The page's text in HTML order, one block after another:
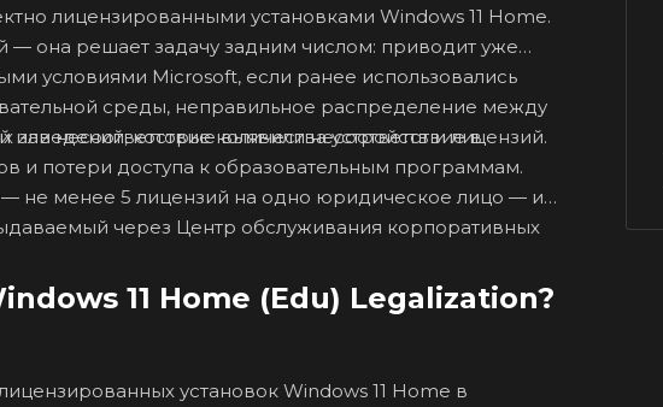
лицензированными установками Windows 11 Home.
она решает задачу задним числом: приводит уже
условиями Microsoft, если ранее использовались
среды, неправильное распределение между
несоответствие количества устройств и лицензий.
заведений, которые выявили несоответствие в
и потери доступа к образовательным программам.
не менее 5 лицензий на одно юридическое лицо — и
через Центр обслуживания корпоративных
11 Home (Edu) Legalization?